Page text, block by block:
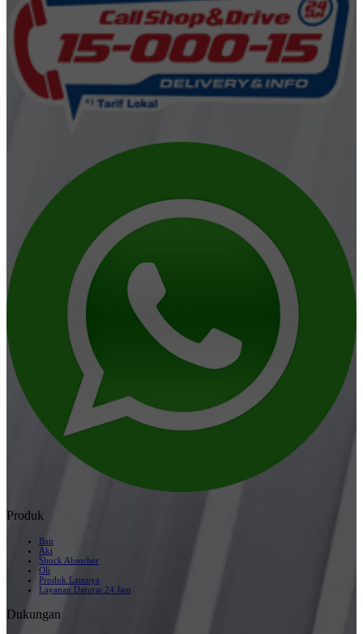
Produk
Ban
Aki
Shock Absorber
Oli
Produk Lainnya
Layanan Darurat 24 Jam
Dukungan